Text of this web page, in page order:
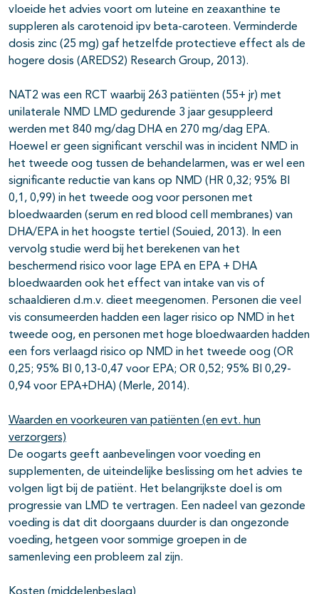
vloeide het advies voort om luteine en zeaxanthine te
suppleren als carotenoid ipv beta-caroteen. Verminderde
dosis zinc (25 mg) gaf hetzelfde protectieve effect als de
hogere dosis (AREDS2) Research Group, 2013).
NAT2 was een RCT waarbij 263 patiënten (55+ jr) met
unilaterale NMD LMD gedurende 3 jaar gesuppleerd
werden met 840 mg/dag DHA en 270 mg/dag EPA.
Hoewel er geen significant verschil was in incident NMD in
het tweede oog tussen de behandelarmen, was er wel een
significante reductie van kans op NMD (HR 0,32; 95% BI
0,1, 0,99) in het tweede oog voor personen met
bloedwaarden (serum en red blood cell membranes) van
DHA/EPA in het hoogste tertiel (Souied, 2013). In een
vervolg studie werd bij het berekenen van het
beschermend risico voor lage EPA en EPA + DHA
bloedwaarden ook het effect van intake van vis of
schaaldieren d.m.v. dieet meegenomen. Personen die veel
vis consumeerden hadden een lager risico op NMD in het
tweede oog, en personen met hoge bloedwaarden hadden
een fors verlaagd risico op NMD in het tweede oog (OR
0,25; 95% BI 0,13-0,47 voor EPA; OR 0,52; 95% BI 0,29-
0,94 voor EPA+DHA) (Merle, 2014).
Waarden en voorkeuren van patiënten (en evt. hun
verzorgers)
De oogarts geeft aanbevelingen voor voeding en
supplementen, de uiteindelijke beslissing om het advies te
volgen ligt bij de patiënt. Het belangrijkste doel is om
progressie van LMD te vertragen. Een nadeel van gezonde
voeding is dat dit doorgaans duurder is dan ongezonde
voeding, hetgeen voor sommige groepen in de
samenleving een probleem zal zijn.